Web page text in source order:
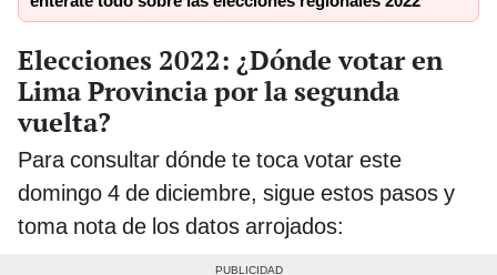
Elecciones 2022: ¿Dónde votar en
Lima Provincia por la segunda
vuelta?
Para consultar dónde te toca votar este
domingo 4 de diciembre, sigue estos pasos y
toma nota de los datos arrojados: